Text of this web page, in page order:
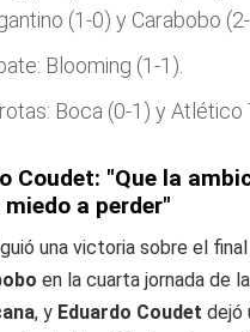
(1-0) y Carabobo (2-
Blooming (1-1).
Boca (0-1) y Atlético
Coudet: "Que la
miedo a perder"
una victoria sobre el
en la cuarta jornada de la
, y Eduardo Coudet dejó